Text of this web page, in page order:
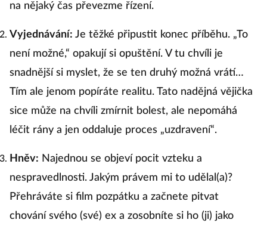
na nějaký čas převezme řízení.
Vyjednávání: Je těžké připustit konec příběhu. „To
není možné,“ opakují si opuštění. V tu chvíli je
snadnější si myslet, že se ten druhý možná vrátí…
Tím ale jenom popíráte realitu. Tato nadějná vějička
sice může na chvíli zmírnit bolest, ale nepomáhá
léčit rány a jen oddaluje proces „uzdravení“.
Hněv: Najednou se objeví pocit vzteku a
nespravedlnosti. Jakým právem mi to udělal(a)?
Přehráváte si film pozpátku a začnete pitvat
chování svého (své) ex a zosobníte si ho (ji) jako